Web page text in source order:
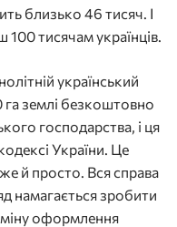
близько 46 тисяч. І
тисячам українців.
український
землі безкоштовно
господарства, і ця
України. Це
й просто. Вся справа
намагається зробити
оформлення